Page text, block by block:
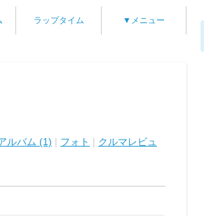
ラップタイム ▼メニュー
ルバム (1) | フォト | クルマレビュ